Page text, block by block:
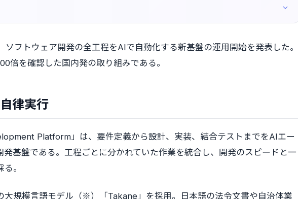
フトウェア開発の全工程をAIで自動化する新基盤の運用開始を発表した。
倍を確認した国内発の取り組みである。
律実行
Platform」は、要件定義から設計、実装、結合テストまでをAIエー
発基盤である。工程ごとに分かれていた作業を統合し、開発のスピードと一
。
大規模言語モデル（※）「Takane」を採用。日本語の法令文書や自治体業